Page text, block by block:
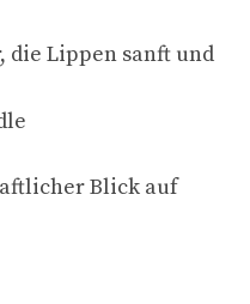
die Lippen sanft und
Blick auf